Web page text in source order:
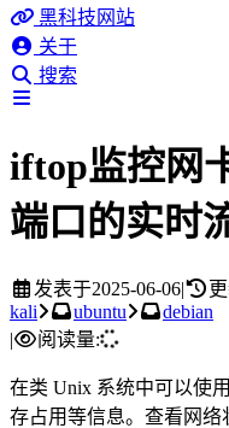
黑科技网站
关于
搜索
iftop监控网
端口的实时
发表于2025-06-06|
kali
ubuntu
debian
|
阅读量:
在类 Unix 系统中可以使
存占用等信息。查看网络